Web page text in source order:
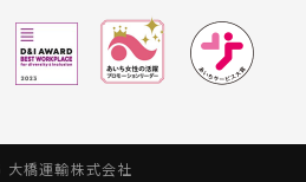
橋運輸株式会社